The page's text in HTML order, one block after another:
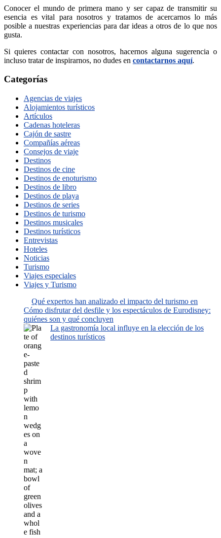
Conocer el mundo de primera mano y ser capaz de transmitir su
esencia es vital para nosotros y tratamos de acercarnos lo más
posible a nuestras experiencias para dar ideas a otros de lo que nos
gusta.
Si quieres contactar con nosotros, hacernos alguna sugerencia o
incluso tratar de inspirarnos, no dudes en contactarnos aquí.
Categorías
Agencias de viajes
Alojamientos turísticos
Artículos
Cadenas hoteleras
Cajón de sastre
Compañías aéreas
Consejos de viaje
Destinos
Destinos de cine
Destinos de enoturismo
Destinos de libro
Destinos de playa
Destinos de series
Destinos de turismo
Destinos musicales
Destinos turísticos
Entrevistas
Hoteles
Noticias
Turismo
Viajes especiales
Viajes y Turismo
Qué expertos han analizado el impacto del turismo en
Cómo disfrutar del desfile y los espectáculos de Eurodisney:
quiénes son y qué concluyen
La gastronomía local influye en la elección de los
destinos turísticos